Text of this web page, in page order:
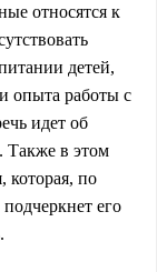
относятся к
детей,
опыта работы с
идет об
Также в этом
которая, по
его